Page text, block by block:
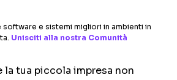
e sistemi migliori in ambienti in
Unisciti alla nostra Comunità
la tua piccola impresa non